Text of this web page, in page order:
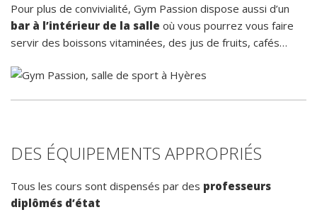
Pour plus de convivialité, Gym Passion dispose aussi d’un
bar à l’intérieur de la salle où vous pourrez vous faire
servir des boissons vitaminées, des jus de fruits, cafés…
DES ÉQUIPEMENTS APPROPRIÉS
Tous les cours sont dispensés par des professeurs
diplômés d’état